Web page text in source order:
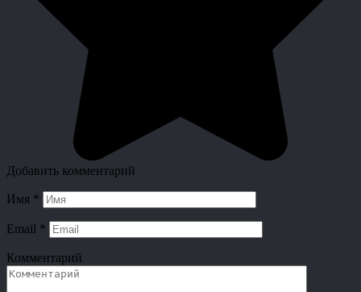
Добавить комментарий
Имя *
Email *
Комментарий